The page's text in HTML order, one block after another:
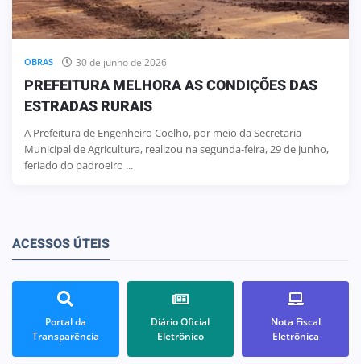
OBRAS 30 de junho de 2026
PREFEITURA MELHORA AS CONDIÇÕES DAS
ESTRADAS RURAIS
A Prefeitura de Engenheiro Coelho, por meio da Secretaria
Municipal de Agricultura, realizou na segunda-feira, 29 de junho,
feriado do padroeiro ...
ACESSOS ÚTEIS
Portal da
Transparência
Diário Oficial
Eletrônico
Nota Fiscal
Eletrônica